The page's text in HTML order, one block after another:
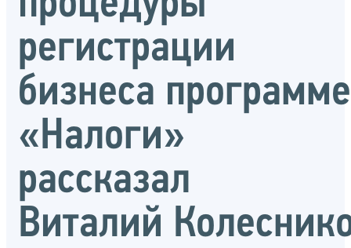
регистрации
бизнеса программе
«Налоги»
рассказал
Виталий